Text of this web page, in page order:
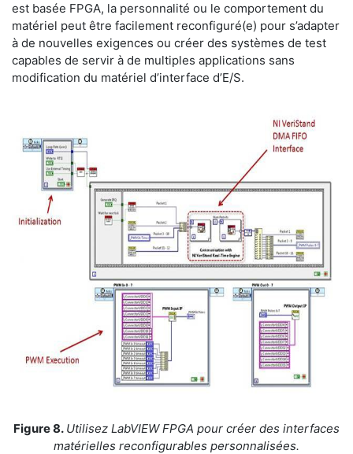
est basée FPGA, la personnalité ou le comportement du
matériel peut être facilement reconfiguré(e) pour s’adapter
à de nouvelles exigences ou créer des systèmes de test
capables de servir à de multiples applications sans
modification du matériel d’interface d’E/S.
Figure 8. Utilisez LabVIEW FPGA pour créer des interfaces
matérielles reconfigurables personnalisées.